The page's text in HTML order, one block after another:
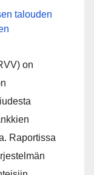
talouden
on
Raportissa